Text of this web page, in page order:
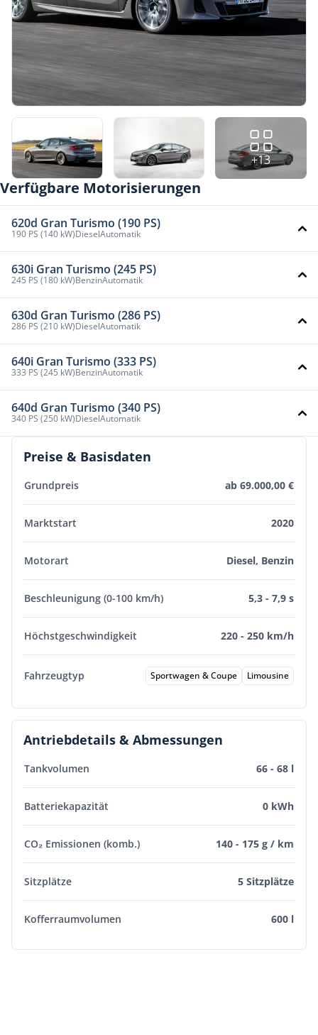
+13
Verfügbare Motorisierungen
620d Gran Turismo (190 PS)
190 PS (140 kW)DieselAutomatik
630i Gran Turismo (245 PS)
245 PS (180 kW)BenzinAutomatik
630d Gran Turismo (286 PS)
286 PS (210 kW)DieselAutomatik
640i Gran Turismo (333 PS)
333 PS (245 kW)BenzinAutomatik
640d Gran Turismo (340 PS)
340 PS (250 kW)DieselAutomatik
Preise & Basisdaten
Grundpreis ab 69.000,00 €
Marktstart 2020
Motorart Diesel, Benzin
Beschleunigung (0-100 km/h) 5,3 - 7,9 s
Höchstgeschwindigkeit 220 - 250 km/h
Fahrzeugtyp Sportwagen & Coupe Limousine
Antriebdetails & Abmessungen
Tankvolumen 66 - 68 l
Batteriekapazität 0 kWh
CO₂ Emissionen (komb.) 140 - 175 g / km
Sitzplätze 5 Sitzplätze
Kofferraumvolumen 600 l